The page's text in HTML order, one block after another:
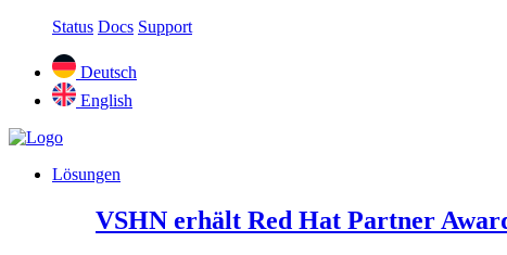
Status Docs Support
Deutsch
English
Lösungen
VSHN erhält Red Hat Partner